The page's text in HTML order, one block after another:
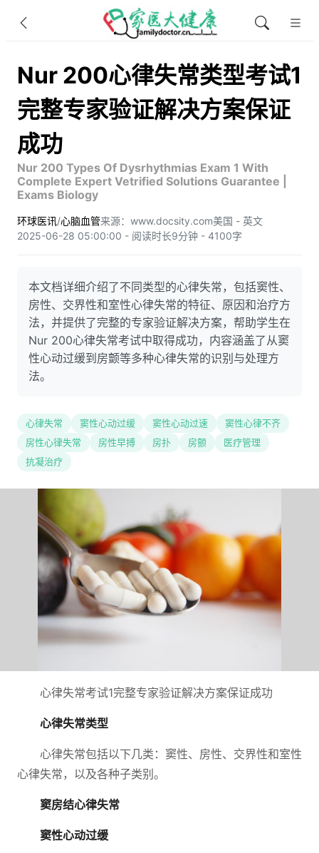
Nur 200心律失常类型考试1
完整专家验证解决方案保证
成功
Nur 200 Types Of Dysrhythmias Exam 1 With
Complete Expert Vetrified Solutions Guarantee |
Exams Biology
环球医讯/心脑血管来源：www.docsity.com美国 - 英文
2025-06-28 05:00:00 - 阅读时长9分钟 - 4100字
本文档详细介绍了不同类型的心律失常，包括窦性、
房性、交界性和室性心律失常的特征、原因和治疗方
法，并提供了完整的专家验证解决方案，帮助学生在
Nur 200心律失常考试中取得成功，内容涵盖了从窦
性心动过缓到房颤等多种心律失常的识别与处理方
法。
心律失常 窦性心动过缓 窦性心动过速
窦性心律不齐
房性心律失常
房性早搏 房扑 房颤
医疗管理
抗凝治疗
心律失常考试1完整专家验证解决方案保证成功
心律失常类型
心律失常包括以下几类：窦性、房性、交界性和室性
心律失常，以及各种子类别。
窦房结心律失常
窦性心动过缓